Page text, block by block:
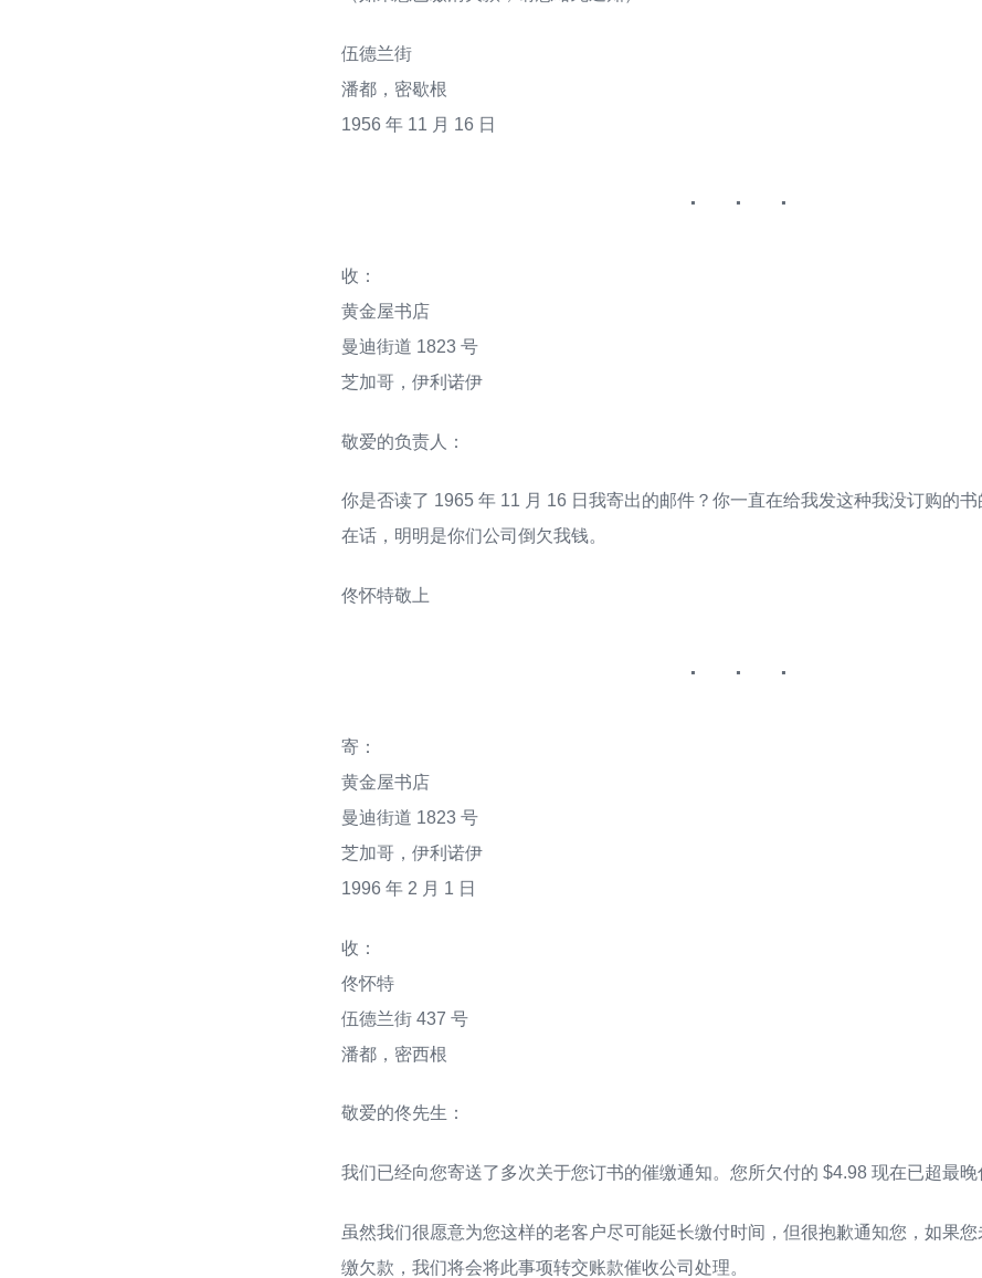
伍德兰街
潘都，密歇根
1956 年 11 月 16 日
收：
黄金屋书店
曼迪街道 1823 号
芝加哥，伊利诺伊
敬爱的负责人：
你是否读了 1965 年 11 月 16 日我寄出的邮件？你一直在给我发这种我没订购的
在话，明明是你们公司倒欠我钱。
佟怀特敬上
寄：
黄金屋书店
曼迪街道 1823 号
芝加哥，伊利诺伊
1996 年 2 月 1 日
收：
佟怀特
伍德兰街 437 号
潘都，密西根
敬爱的佟先生：
我们已经向您寄送了多次关于您订书的催缴通知。您所欠付的 $4.98 现在已超最晚
虽然我们很愿意为您这样的老客户尽可能延长缴付时间，但很抱歉通知您，如果
缴欠款，我们将会将此事项转交账款催收公司处理。